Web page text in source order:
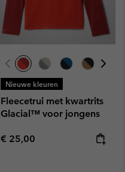
Nieuwe kleuren
Fleecetrui met kwartrits
Glacial™ voor jongens
Regular price:
€ 25,00